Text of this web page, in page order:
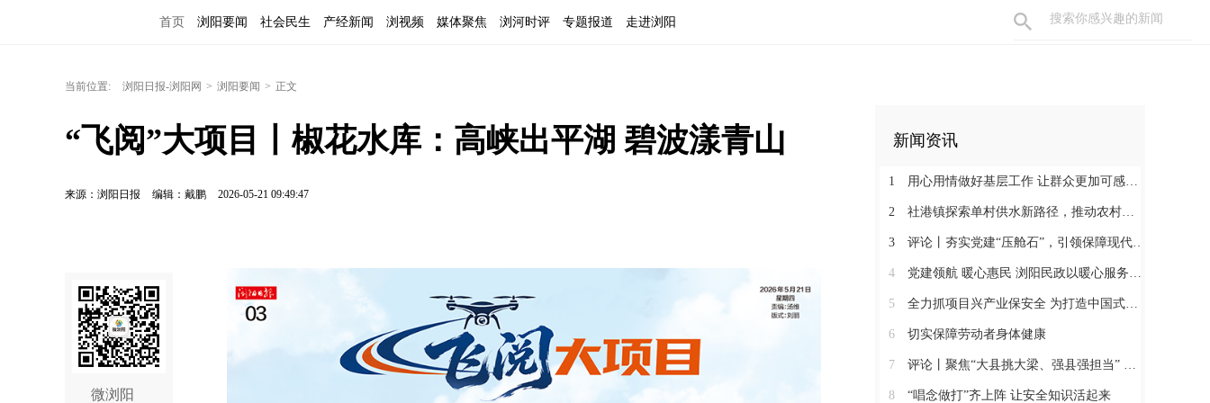
首页 浏阳要闻 社会民生 产经新闻 浏视频 媒体聚焦 浏河时评 专题报道 走进浏阳
当前位置: 浏阳日报-浏阳网 > 浏阳要闻 > 正文
“飞阅”大项目丨椒花水库：高峡出平湖 碧波漾青山
来源：浏阳日报 编辑：戴鹏 2026-05-21 09:49:47
微浏阳
新闻资讯
1 用心用情做好基层工作 让群众更加可感可及
2 社港镇探索单村供水新路径，推动农村安全饮水提质升级
3 评论丨夯实党建“压舱石”，引领保障现代化建设新征程
4 党建领航 暖心惠民 浏阳民政以暖心服务书写惠民答卷
5 全力抓项目兴产业保安全 为打造中国式现代化县域示范作出更大贡献
6 切实保障劳动者身体健康
7 评论丨聚焦“大县挑大梁、强县强担当” 保持定力真抓实干奋发作为
8 “唱念做打”齐上阵 让安全知识活起来